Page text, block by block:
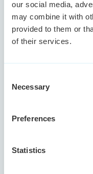
our social media,
may combine it with
provided to them or
of their services.
Selection
Necessary
Preferences
Statistics
organisatie,
servicegerichtheid
Deze ervaren
ervaring met het
Dankzij zijn